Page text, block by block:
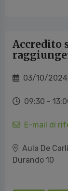
Accredito
03/10/2024
09:30 -
E-mail di
Aula De
Durando 10